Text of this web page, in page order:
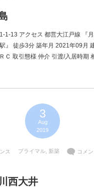
1-13 アクセス 都営大江戸線 『
』 徒歩3分 築年月 2021年09月
Ｃ 取引態様 仲介 引渡/入居時期
3
Aug
2019
ス プライマル 新築
コメ
西大井